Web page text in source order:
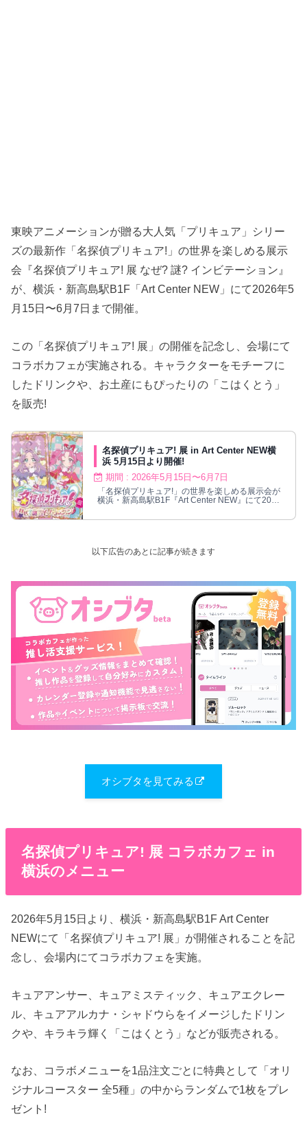
東映アニメーションが贈る大人気「プリキュア」シリー
ズの最新作「名探偵プリキュア!」の世界を楽しめる展示
会『名探偵プリキュア! 展 なぜ? 謎? インビテーション』
が、横浜・新高島駅B1F「Art Center NEW」にて2026年5
月15日〜6月7日まで開催。
この「名探偵プリキュア! 展」の開催を記念し、会場にて
コラボカフェが実施される。キャラクターをモチーフに
したドリンクや、お土産にもぴったりの「こはくとう」
を販売!
名探偵プリキュア! 展 in Art Center NEW横
浜 5月15日より開催!
期間 : 2026年5月15日〜6月7日
「名探偵プリキュア!」の世界を楽しめる展示会が
横浜・新高島駅B1F『Art Center NEW』にて2026
以下広告のあとに記事が続きます
オシブタを見てみる
名探偵プリキュア! 展 コラボカフェ in
横浜のメニュー
2026年5月15日より、横浜・新高島駅B1F Art Center
NEWにて「名探偵プリキュア! 展」が開催されることを記
念し、会場内にてコラボカフェを実施。
キュアアンサー、キュアミスティック、キュアエクレー
ル、キュアアルカナ・シャドウらをイメージしたドリン
クや、キラキラ輝く「こはくとう」などが販売される。
なお、コラボメニューを1品注文ごとに特典として「オリ
ジナルコースター 全5種」の中からランダムで1枚をプレ
ゼント!